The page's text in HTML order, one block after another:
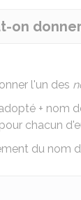
on
l'un des
+ nom
chacun
du nom